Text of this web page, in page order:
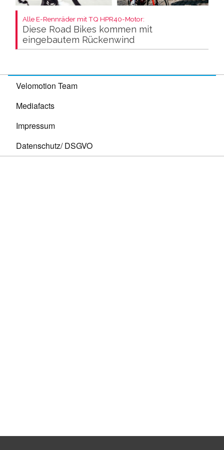
Alle E-Rennräder mit TQ HPR40-Motor:
Diese Road Bikes kommen mit
eingebautem Rückenwind
Velomotion Team
Mediafacts
Impressum
Datenschutz/ DSGVO